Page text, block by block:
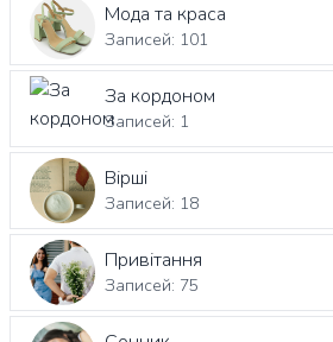
Мода та краса
Записей: 101
За кордоном
Записей: 1
Вірші
Записей: 18
Привітання
Записей: 75